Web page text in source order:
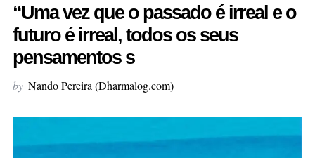
“Uma vez que o passado é irreal e o
futuro é irreal, todos os seus
pensamentos s
by Nando Pereira (Dharmalog.com)